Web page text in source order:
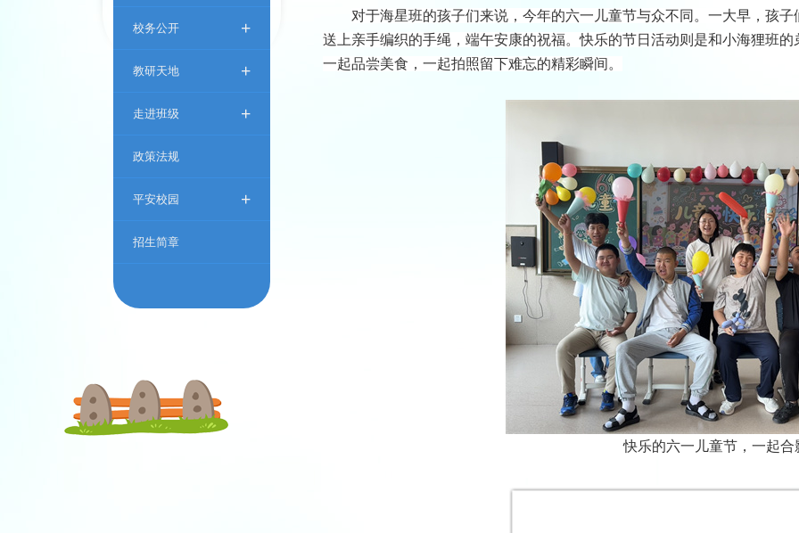
校务公开 +
教研天地 +
走进班级 +
政策法规
平安校园 +
招生简章
对于海星班的孩子们来说，今年的六一儿童节与众不同。一大早，孩
送上亲手编织的手绳，端午安康的祝福。快乐的节日活动则是和小海狸班
一起品尝美食，一起拍照留下难忘的精彩瞬间。
快乐的六一儿童节，一起合